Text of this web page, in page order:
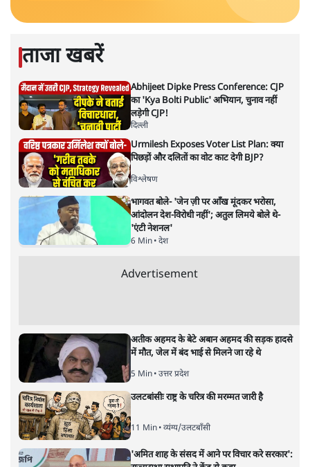
ताजा खबरें
Abhijeet Dipke Press Conference: CJP
का 'Kya Bolti Public' अभियान, चुनाव नहीं
लड़ेगी CJP!
दिल्ली
Urmilesh Exposes Voter List Plan: क्या
पिछड़ों और दलितों का वोट काट देगी BJP?
विश्लेषण
भागवत बोले- 'जेन ज़ी पर आँख मूंदकर भरोसा,
आंदोलन देश-विरोधी नहीं'; अतुल लिमये बोले थे-
'एंटी नेशनल'
6 Min• देश
Advertisement
अतीक अहमद के बेटे अबान अहमद की सड़क हादसे
में मौत, जेल में बंद भाई से मिलने जा रहे थे
5 Min• उत्तर प्रदेश
उलटबांसीः राष्ट्र के चरित्र की मरम्मत जारी है
11 Min• व्यंग्य/उलटबाँसी
'अमित शाह के संसद में आने पर विचार करे सरकार':